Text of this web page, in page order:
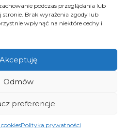
podczas przeglądania lub
Brak wyrażenia zgody lub
wpłynąć na niektóre cechy i
Akceptuję
Odmów
preferencje
Polityka prywatności
et manuel
REGON : 850412167, NIP :